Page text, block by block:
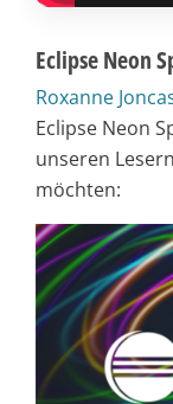
Eclipse Neon
Roxanne
Eclipse Neon
unseren
möchten: